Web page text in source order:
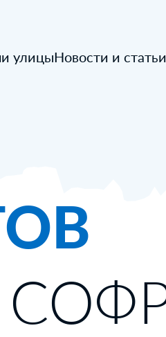
улицыНовости и статьи